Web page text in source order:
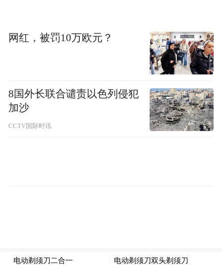
伤的应急处理、洗手法等科普讲座，有助于
网红，被罚10万欧元？
8国外长联合谴责以色列侵犯
加沙
CCTV国际时讯